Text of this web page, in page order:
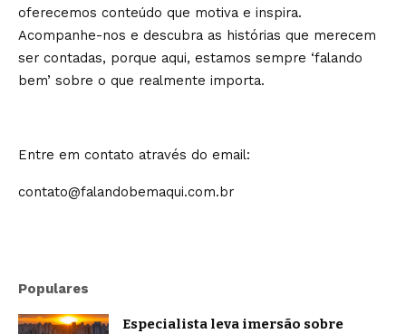
oferecemos conteúdo que motiva e inspira.
Acompanhe-nos e descubra as histórias que merecem
ser contadas, porque aqui, estamos sempre ‘falando
bem’ sobre o que realmente importa.
Entre em contato através do email:
contato@falandobemaqui.com.br
Populares
Especialista leva imersão sobre